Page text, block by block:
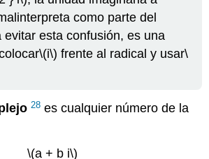
como parte del
evitar esta confusión, es una
\(i\) frente al radical y usar\
28 es cualquier número de la
\(a + b i\)